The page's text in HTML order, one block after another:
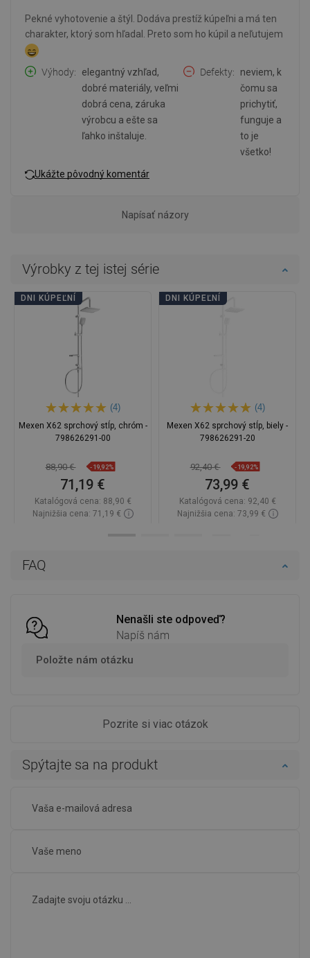
FAQ
Nenašli ste odpoveď?
Napíš nám
Položte nám otázku
Pozrite si viac otázok
Pekné vyhotovenie a štýl. Dodáva prestíž kúpeľni a má ten
charakter, ktorý som hľadal. Preto som ho kúpil a neľutujem
Výhody
elegantný vzhľad,
dobré materiály, veľmi
dobrá cena, záruka
výrobcu a ešte sa
ľahko inštaluje.
Defekty
neviem, k
čomu sa
prichytiť,
funguje a
to je
všetko!
Ukážte pôvodný komentár
Napísať názory
Spýtajte sa na produkt
Výrobky z tej istej série
DNI KÚPEĽNÍ
(4)
Mexen X62 sprchový stĺp, chróm -
798626291-00
88,90 € -19,92%
71,19 €
Katalógová cena: 88,90 €
Najnižšia cena: 71,19 €
DNI KÚPEĽNÍ
(4)
Mexen X62 sprchový stĺp, biely -
798626291-20
92,40 € -19,92%
73,99 €
Katalógová cena: 92,40 €
Najnižšia cena: 73,99 €